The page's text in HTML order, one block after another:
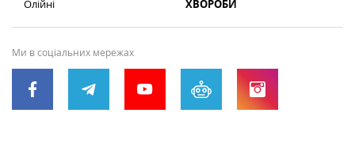
Олійні
ХВОРОБИ
Ми в соціальних мережах